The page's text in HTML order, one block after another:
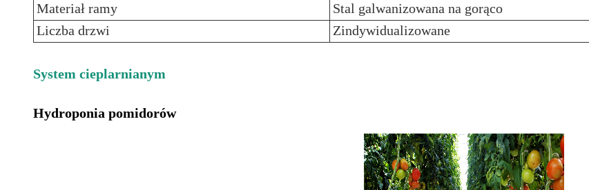
Materiał ramy
Stal galwanizowana na gorąco
Liczba drzwi
Zindywidualizowane
System cieplarnianym
Hydroponia pomidorów